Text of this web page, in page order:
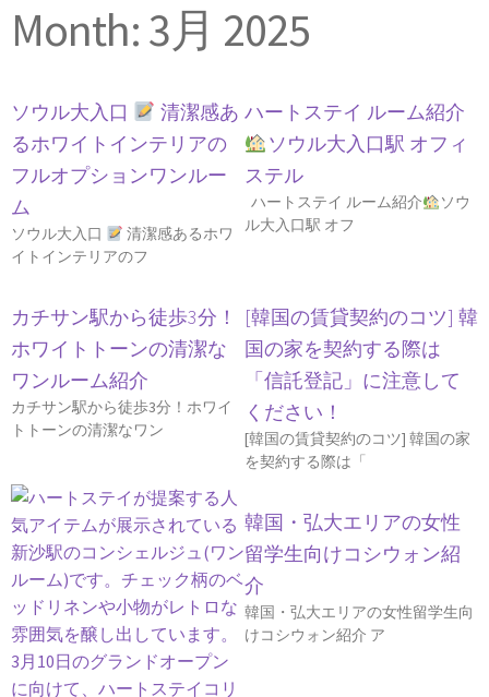
Month: 3月 2025
ソウル大入口
清潔感あ
るホワイトインテリアの
フルオプションワンルー
ム
ソウル大入口
清潔感あるホワ
イトインテリアのフ
ハートステイ ルーム紹介
ソウル大入口駅 オフィ
ステル
ハートステイ ルーム紹介
ソウ
ル大入口駅 オフ
カチサン駅から徒歩3分！
ホワイトトーンの清潔な
ワンルーム紹介
カチサン駅から徒歩3分！ホワイ
トトーンの清潔なワン
[韓国の賃貸契約のコツ] 韓
国の家を契約する際は
「信託登記」に注意して
ください！
[韓国の賃貸契約のコツ] 韓国の家
を契約する際は「
韓国・弘大エリアの女性
留学生向けコシウォン紹
介
韓国・弘大エリアの女性留学生向
けコシウォン紹介 ア